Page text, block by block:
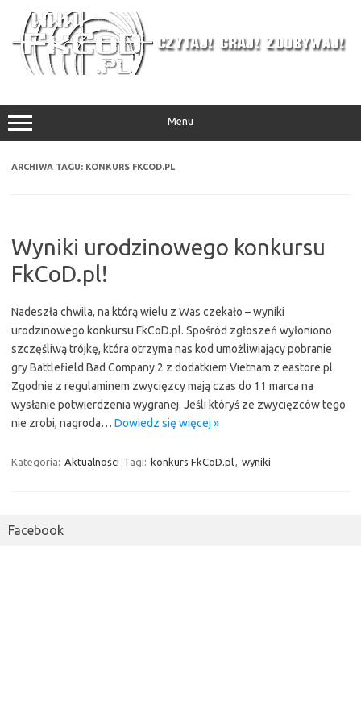
treści
Menu
ARCHIWA TAGU: KONKURS FKCOD.PL
Wyniki urodzinowego konkursu
FkCoD.pl!
Nadeszła chwila, na którą wielu z Was czekało – wyniki
urodzinowego konkursu FkCoD.pl. Spośród zgłoszeń wyłoniono
szczęśliwą trójkę, która otrzyma nas kod umożliwiający pobranie
gry Battlefield Bad Company 2 z dodatkiem Vietnam z eastore.pl.
Zgodnie z regulaminem zwycięzcy mają czas do 11 marca na
wysłanie potwierdzenia wygranej. Jeśli któryś ze zwycięzców tego
nie zrobi, nagroda… Dowiedz się więcej »
Kategoria: Aktualności Tagi: konkurs FkCoD.pl wyniki
Facebook